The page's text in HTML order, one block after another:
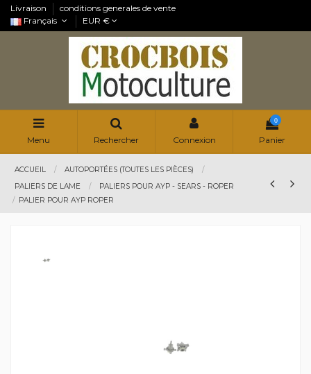
Livraison
conditions generales de vente
Français
EUR €
Menu Rechercher Connexion
0
Panier
ACCUEIL
AUTOPORTÉES (TOUTES LES PIÈCES)
PALIERS DE LAME
PALIERS POUR AYP - SEARS - ROPER
PALIER POUR AYP ROPER